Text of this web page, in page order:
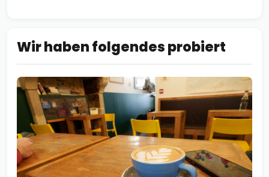
Wir haben folgendes probiert